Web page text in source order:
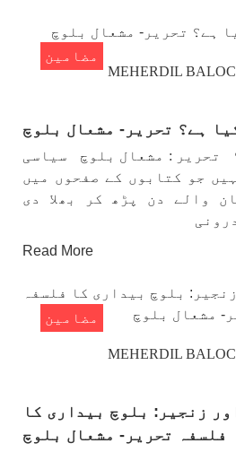
مضامین
MEHERDIL
ہے؟ تحریر- مشعال بلوچ
تحریر : مشعال بلوچ سیاسی
جو کتابوں کے صفحوں میں
والے دن پڑھ کر بھلا دی
Read More
مضامین
MEHERDIL
زنجیر: بلوچ بیداری کا
فلسفہ تحریر- مشعال بلوچ